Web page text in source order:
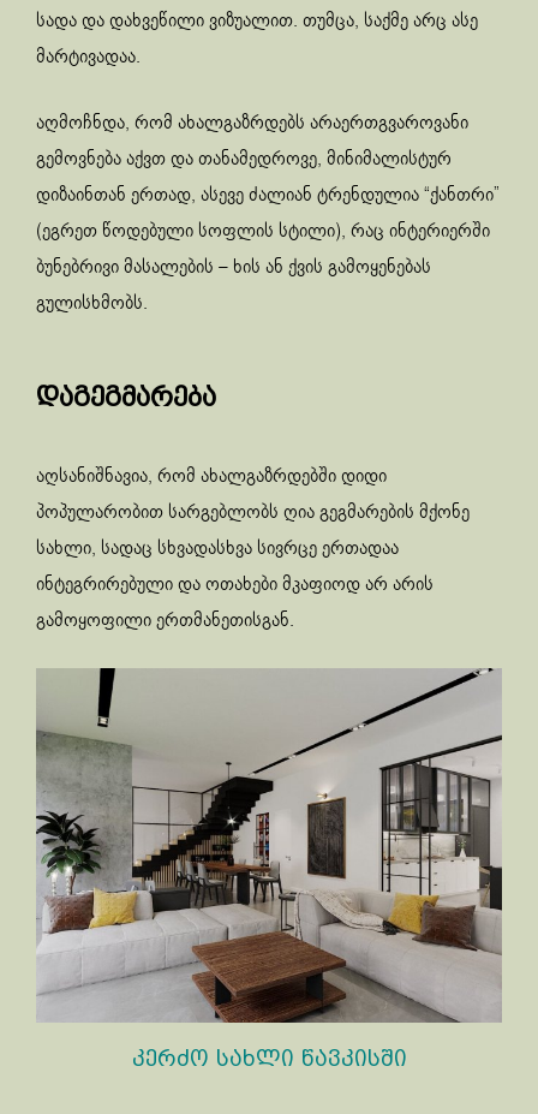
სადა და დახვეწილი ვიზუალით. თუმცა, საქმე არც ასე
მარტივადაა.
აღმოჩნდა, რომ ახალგაზრდებს არაერთგვაროვანი
გემოვნება აქვთ და თანამედროვე, მინიმალისტურ
დიზაინთან ერთად, ასევე ძალიან ტრენდულია “ქანთრი”
(ეგრეთ წოდებული სოფლის სტილი), რაც ინტერიერში
ბუნებრივი მასალების – ხის ან ქვის გამოყენებას
გულისხმობს.
დაგეგმარება
აღსანიშნავია, რომ ახალგაზრდებში დიდი
პოპულარობით სარგებლობს ღია გეგმარების მქონე
სახლი, სადაც სხვადასხვა სივრცე ერთადაა
ინტეგრირებული და ოთახები მკაფიოდ არ არის
გამოყოფილი ერთმანეთისგან.
კერძო სახლი წავკისში